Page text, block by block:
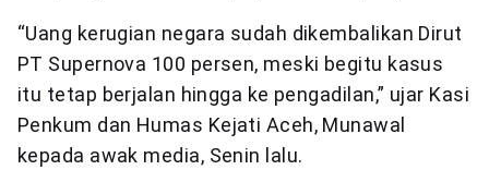
“Uang kerugian negara sudah dikembalikan Dirut
PT Supernova 100 persen, meski begitu kasus
itu tetap berjalan hingga ke pengadilan,” ujar Kasi
Penkum dan Humas Kejati Aceh, Munawal
kepada awak media, Senin lalu.